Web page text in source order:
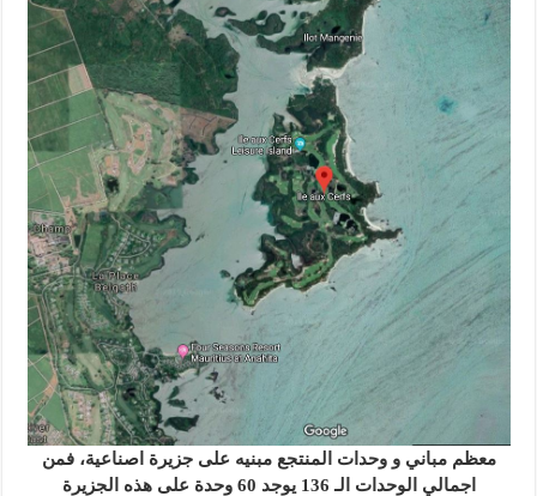
معظم مباني و وحدات المنتجع مبنيه على جزيرة اصناعية، فمن
اجمالي الوحدات الـ 136 يوجد 60 وحدة على هذه الجزيرة